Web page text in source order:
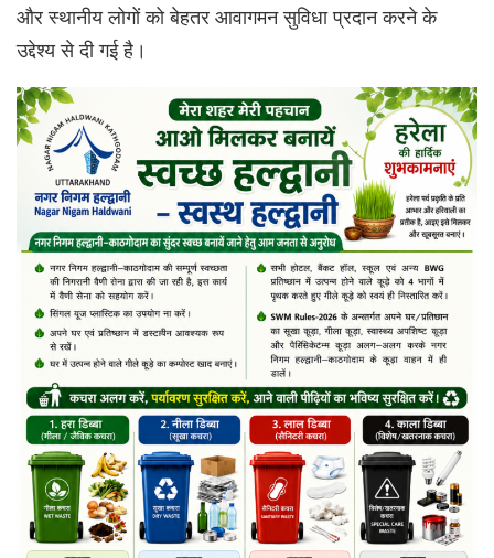
और स्थानीय लोगों को बेहतर आवागमन सुविधा प्रदान करने के
उद्देश्य से दी गई है।